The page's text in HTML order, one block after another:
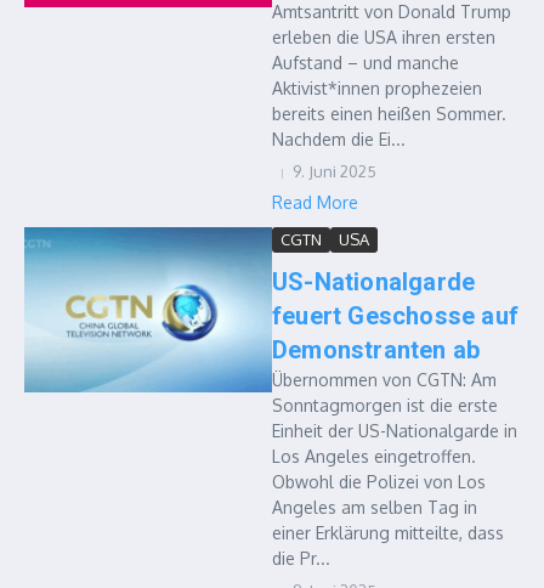
Amtsantritt von Donald Trump
erleben die USA ihren ersten
Aufstand – und manche
Aktivist*innen prophezeien
bereits einen heißen Sommer.
Nachdem die Ei...
9. Juni 2025
Read More
CGTN USA
US-Nationalgarde
feuert Geschosse auf
Demonstranten ab
Übernommen von CGTN: Am
Sonntagmorgen ist die erste
Einheit der US-Nationalgarde in
Los Angeles eingetroffen.
Obwohl die Polizei von Los
Angeles am selben Tag in
einer Erklärung mitteilte, dass
die Pr...